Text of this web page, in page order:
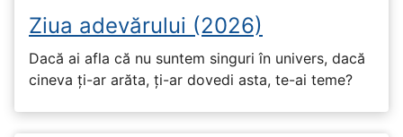
Ziua adevărului (2026)
Dacă ai afla că nu suntem singuri în univers, dacă
cineva ți-ar arăta, ți-ar dovedi asta, te-ai teme?